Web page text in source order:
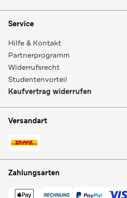
Service
Hilfe & Kontakt
Partnerprogramm
Widerrufsrecht
Studentenvorteil
Kaufvertrag widerrufen
Versandart
Zahlungsarten